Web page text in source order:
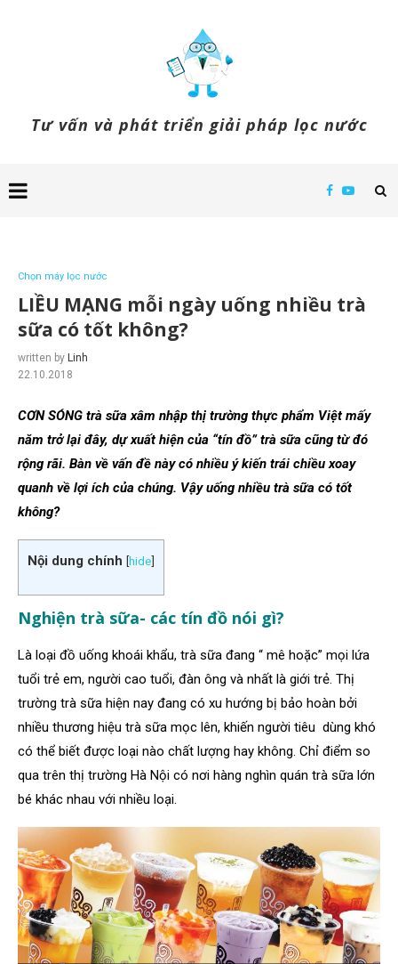
Tư vấn và phát triển giải pháp lọc nước
Chọn máy lọc nước
LIỀU MẠNG mỗi ngày uống nhiều trà
sữa có tốt không?
written by Linh
22.10.2018
CƠN SÓNG trà sữa xâm nhập thị trường thực phẩm Việt mấy
năm trở lại đây, dự xuất hiện của “tín đồ” trà sữa cũng từ đó
rộng rãi. Bàn về vấn đề này có nhiều ý kiến trái chiều xoay
quanh về lợi ích của chúng. Vậy uống nhiều trà sữa có tốt
không?
Nội dung chính [hide]
Nghiện trà sữa- các tín đồ nói gì?
Là loại đồ uống khoái khẩu, trà sữa đang “ mê hoặc” mọi lứa
tuổi trẻ em, người cao tuổi, đàn ông và nhất là giới trẻ. Thị
trường trà sữa hiện nay đang có xu hướng bị bảo hoàn bởi
nhiều thương hiệu trà sữa mọc lên, khiến người tiêu dùng khó
có thể biết được loại nào chất lượng hay không. Chỉ điểm so
qua trên thị trường Hà Nội có nơi hàng nghìn quán trà sữa lớn
bé khác nhau với nhiều loại.